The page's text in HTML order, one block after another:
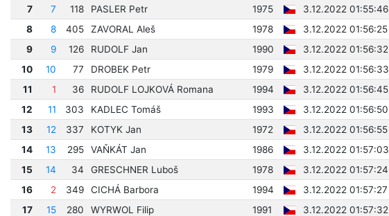
7
7 118 PASLER Petr 1975 3.12.2022 01:55:46
8
8 405 ZAVORAL Aleš 1978 3.12.2022 01:56:25
9
9 126 RUDOLF Jan 1990 3.12.2022 01:56:32
10
10 77 DROBEK Petr 1979 3.12.2022 01:56:33
11
1 36 RUDOLF LOJKOVÁ Romana 1994 3.12.2022 01:56:45
12
11 303 KADLEC Tomáš 1993 3.12.2022 01:56:50
13
12 337 KOTYK Jan 1972 3.12.2022 01:56:55
14
13 295 VAŇKÁT Jan 1986 3.12.2022 01:57:03
15
14 34 GRESCHNER Luboš 1978 3.12.2022 01:57:24
16
2 349 CICHÁ Barbora 1994 3.12.2022 01:57:27
17
15 280 WYRWOL Filip 1991 3.12.2022 01:57:32